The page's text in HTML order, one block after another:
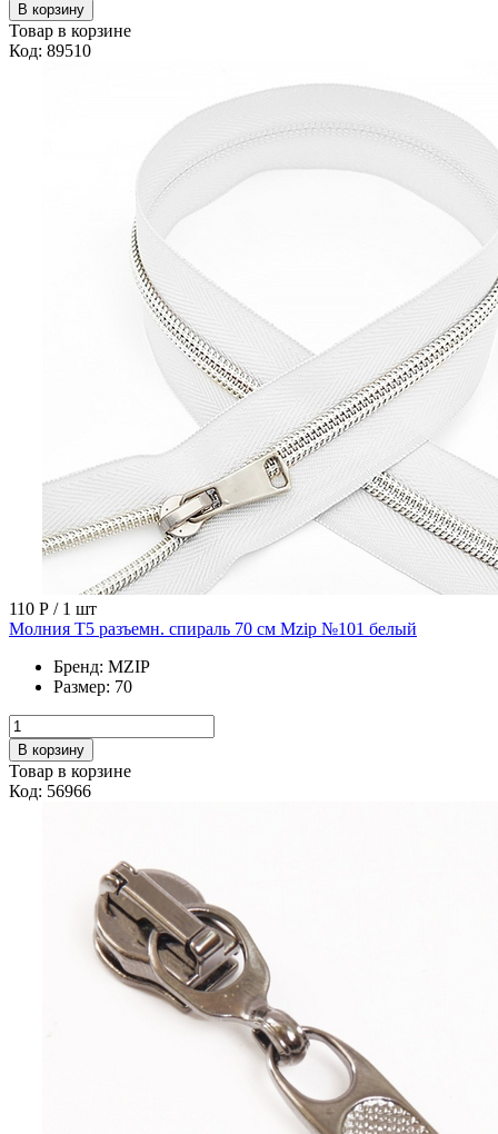
В корзину
Товар в корзине
Код: 89510
110 Р / 1 шт
Молния Т5 разъемн. спираль 70 см Mzip №101 белый
Бренд: MZIP
Размер: 70
В корзину
Товар в корзине
Код: 56966